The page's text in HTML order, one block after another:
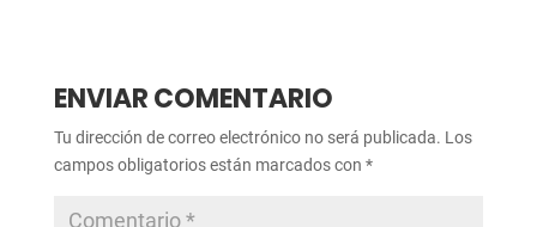
ENVIAR COMENTARIO
Tu dirección de correo electrónico no será publicada. Los
campos obligatorios están marcados con *